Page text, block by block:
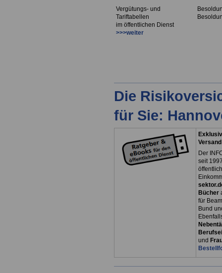
Vergütungs- und
Tariftabellen
im öffentlichen Dienst
>>>weiter
Die
für Sie:
Der
seit
Bücher
für
Bund
und